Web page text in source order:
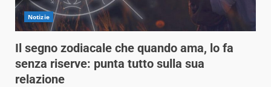
Notizie
Il segno zodiacale che quando ama, lo fa
senza riserve: punta tutto sulla sua
relazione